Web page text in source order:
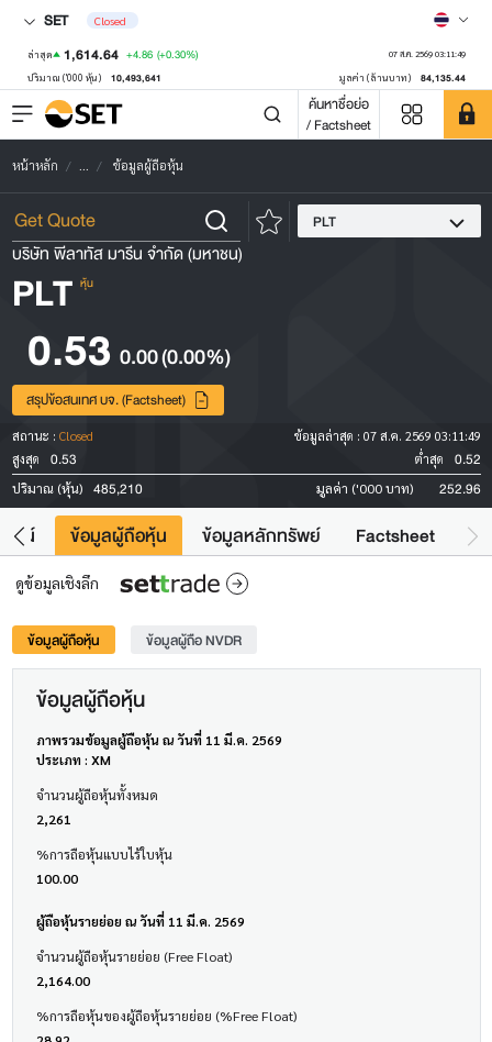
SET Closed
ล่าสุด 1,614.64 +4.86 (+0.30%) 07 ส.ค. 2569 03:11:49
ปริมาณ ('000 หุ้น) 10,493,641 มูลค่า (ล้านบาท) 84,135.44
ค้นหาชื่อย่อ
/ Factsheet
หน้าหลัก ... ข้อมูลผู้ถือหุ้น
PLT
บริษัท พีลาทัส มารีน จำกัด (มหาชน)
PLT หุ้น
0.53 0.00(0.00%)
สรุปข้อสนเทศ บจ. (Factsheet)
สถานะ : Closed ข้อมูลล่าสุด : 07 ส.ค. 2569 03:11:49
สูงสุด
0.53 ต่ำสุด 0.52
ปริมาณ (หุ้น) 485,210 มูลค่า ('000 บาท) 252.96
ยชน์ ข้อมูลผู้ถือหุ้น ข้อมูลหลักทรัพย์ Factsheet
ดูข้อมูลเชิงลึก
ข้อมูลผู้ถือหุ้น ข้อมูลผู้ถือ NVDR
ข้อมูลผู้ถือหุ้น
ภาพรวมข้อมูลผู้ถือหุ้น ณ วันที่ 11 มี.ค. 2569
ประเภท : XM
จำนวนผู้ถือหุ้นทั้งหมด
2,261
%การถือหุ้นแบบไร้ใบหุ้น
100.00
ผู้ถือหุ้นรายย่อย ณ วันที่ 11 มี.ค. 2569
จำนวนผู้ถือหุ้นรายย่อย (Free Float)
2,164.00
%การถือหุ้นของผู้ถือหุ้นรายย่อย (%Free Float)